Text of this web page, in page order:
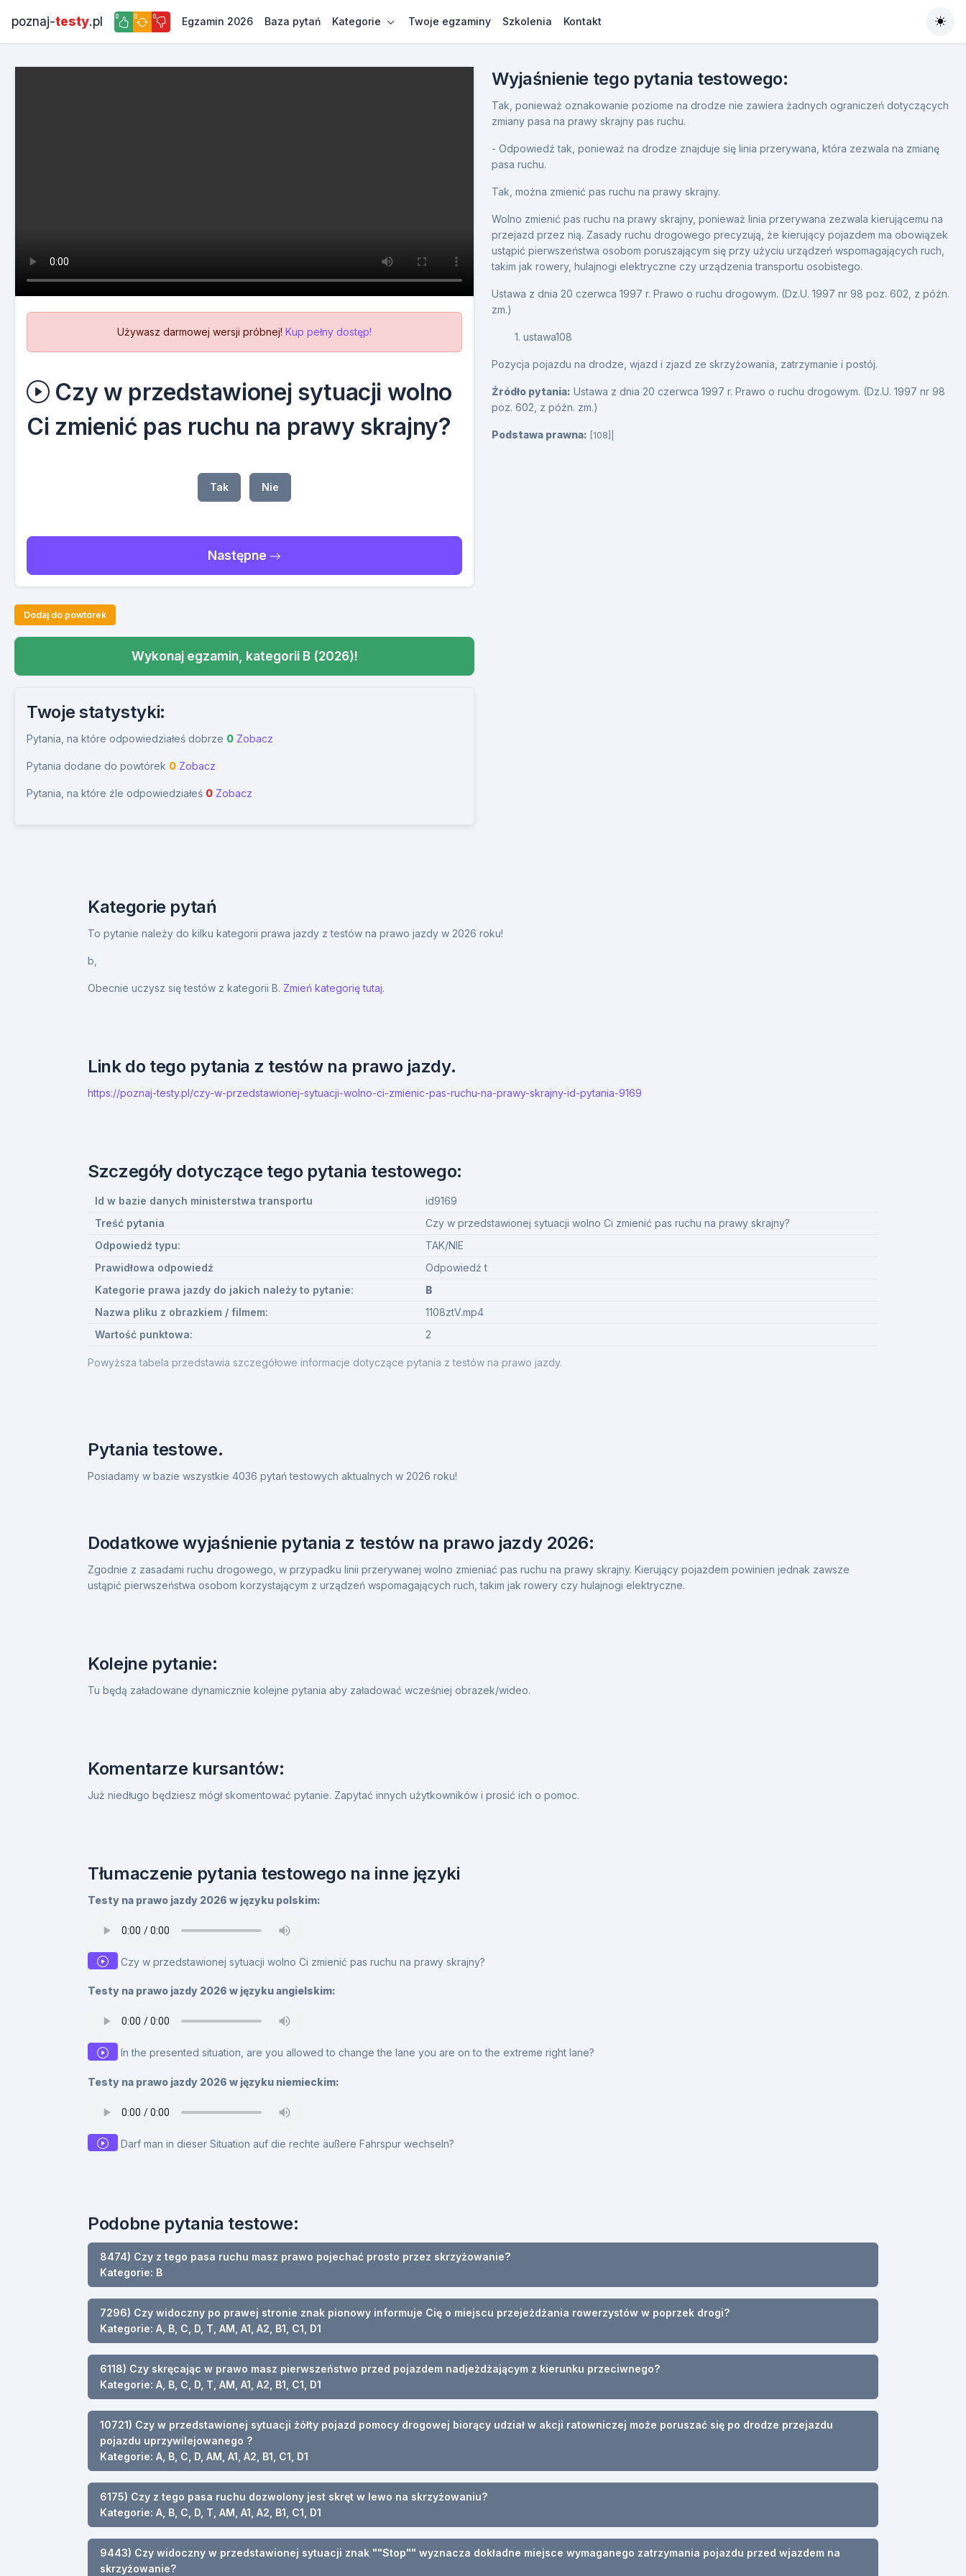
poznaj-testy.pl 0 0 0 Egzamin 2026 Baza pytań Kategorie Twoje egzaminy Szkolenia Kontakt
Używasz darmowej wersji próbnej! Kup pełny dostęp!
Czy w przedstawionej sytuacji wolno
Ci zmienić pas ruchu na prawy skrajny?
Tak Nie
Następne
Dodaj do powtórek
Wykonaj egzamin, kategorii B (2026)!
Twoje statystyki:
Pytania, na które odpowiedziałeś dobrze 0 Zobacz
Pytania dodane do powtórek 0 Zobacz
Pytania, na które źle odpowiedziałeś 0 Zobacz
Wyjaśnienie tego pytania testowego:
Tak, ponieważ oznakowanie poziome na drodze nie zawiera żadnych ograniczeń dotyczących
zmiany pasa na prawy skrajny pas ruchu.
- Odpowiedź tak, ponieważ na drodze znajduje się linia przerywana, która zezwala na zmianę
pasa ruchu.
Tak, można zmienić pas ruchu na prawy skrajny.
Wolno zmienić pas ruchu na prawy skrajny, ponieważ linia przerywana zezwala kierującemu na
przejazd przez nią. Zasady ruchu drogowego precyzują, że kierujący pojazdem ma obowiązek
ustąpić pierwszeństwa osobom poruszającym się przy użyciu urządzeń wspomagających ruch,
takim jak rowery, hulajnogi elektryczne czy urządzenia transportu osobistego.
Ustawa z dnia 20 czerwca 1997 r. Prawo o ruchu drogowym. (Dz.U. 1997 nr 98 poz. 602, z późn.
zm.)
1. ustawa108
Pozycja pojazdu na drodze, wjazd i zjazd ze skrzyżowania, zatrzymanie i postój.
Źródło pytania: Ustawa z dnia 20 czerwca 1997 r. Prawo o ruchu drogowym. (Dz.U. 1997 nr 98
poz. 602, z późn. zm.)
Podstawa prawna: [108]|
Kategorie pytań
To pytanie należy do kilku kategorii prawa jazdy z testów na prawo jazdy w 2026 roku!
b,
Obecnie uczysz się testów z kategorii B. Zmień kategorię tutaj.
Link do tego pytania z testów na prawo jazdy.
https://poznaj-testy.pl/czy-w-przedstawionej-sytuacji-wolno-ci-zmienic-pas-ruchu-na-prawy-skrajny-id-pytania-9169
Szczegóły dotyczące tego pytania testowego:
Powyższa tabela przedstawia szczegółowe informacje dotyczące pytania z testów na prawo jazdy.
Id w bazie danych ministerstwa transportu
id9169
Treść pytania
Czy w przedstawionej sytuacji wolno Ci zmienić pas ruchu na prawy skrajny?
Odpowiedź typu:
TAK/NIE
Prawidłowa odpowiedź
Odpowiedź t
Kategorie prawa jazdy do jakich należy to pytanie:
B
Nazwa pliku z obrazkiem / filmem:
1108ztV.mp4
Wartość punktowa:
2
Pytania testowe.
Posiadamy w bazie wszystkie 4036 pytań testowych aktualnych w 2026 roku!
Dodatkowe wyjaśnienie pytania z testów na prawo jazdy 2026:
Zgodnie z zasadami ruchu drogowego, w przypadku linii przerywanej wolno zmieniać pas ruchu na prawy skrajny. Kierujący pojazdem powinien jednak zawsze
ustąpić pierwszeństwa osobom korzystającym z urządzeń wspomagających ruch, takim jak rowery czy hulajnogi elektryczne.
Kolejne pytanie:
Tu będą załadowane dynamicznie kolejne pytania aby załadować wcześniej obrazek/wideo.
Komentarze kursantów:
Już niedługo będziesz mógł skomentować pytanie. Zapytać innych użytkowników i prosić ich o pomoc.
Tłumaczenie pytania testowego na inne języki
Testy na prawo jazdy 2026 w języku polskim:
Czy w przedstawionej sytuacji wolno Ci zmienić pas ruchu na prawy skrajny?
Testy na prawo jazdy 2026 w języku angielskim:
In the presented situation, are you allowed to change the lane you are on to the extreme right lane?
Testy na prawo jazdy 2026 w języku niemieckim:
Darf man in dieser Situation auf die rechte äußere Fahrspur wechseln?
Podobne pytania testowe:
8474) Czy z tego pasa ruchu masz prawo pojechać prosto przez skrzyżowanie?
Kategorie: B
7296) Czy widoczny po prawej stronie znak pionowy informuje Cię o miejscu przejeżdżania rowerzystów w poprzek drogi?
Kategorie: A, B, C, D, T, AM, A1, A2, B1, C1, D1
6118) Czy skręcając w prawo masz pierwszeństwo przed pojazdem nadjeżdżającym z kierunku przeciwnego?
Kategorie: A, B, C, D, T, AM, A1, A2, B1, C1, D1
10721) Czy w przedstawionej sytuacji żółty pojazd pomocy drogowej biorący udział w akcji ratowniczej może poruszać się po drodze przejazdu
pojazdu uprzywilejowanego ?
Kategorie: A, B, C, D, AM, A1, A2, B1, C1, D1
6175) Czy z tego pasa ruchu dozwolony jest skręt w lewo na skrzyżowaniu?
Kategorie: A, B, C, D, T, AM, A1, A2, B1, C1, D1
9443) Czy widoczny w przedstawionej sytuacji znak ""Stop"" wyznacza dokładne miejsce wymaganego zatrzymania pojazdu przed wjazdem na
skrzyżowanie?